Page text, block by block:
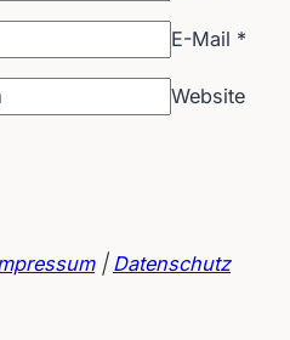
E-Mail *
Website
| Datenschutz